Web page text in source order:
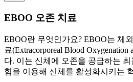
EBOO 오존 치료
EBOO란 무엇인가요? EBOO는 체
료(Extracorporeal Blood Oxygenation
다. 이는 신체에 오존을 공급하는
힘을 이용해 신체를 활성화시키는